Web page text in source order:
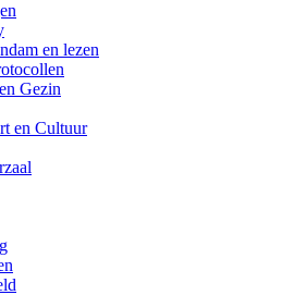
en lezen
Gezin
en Cultuur